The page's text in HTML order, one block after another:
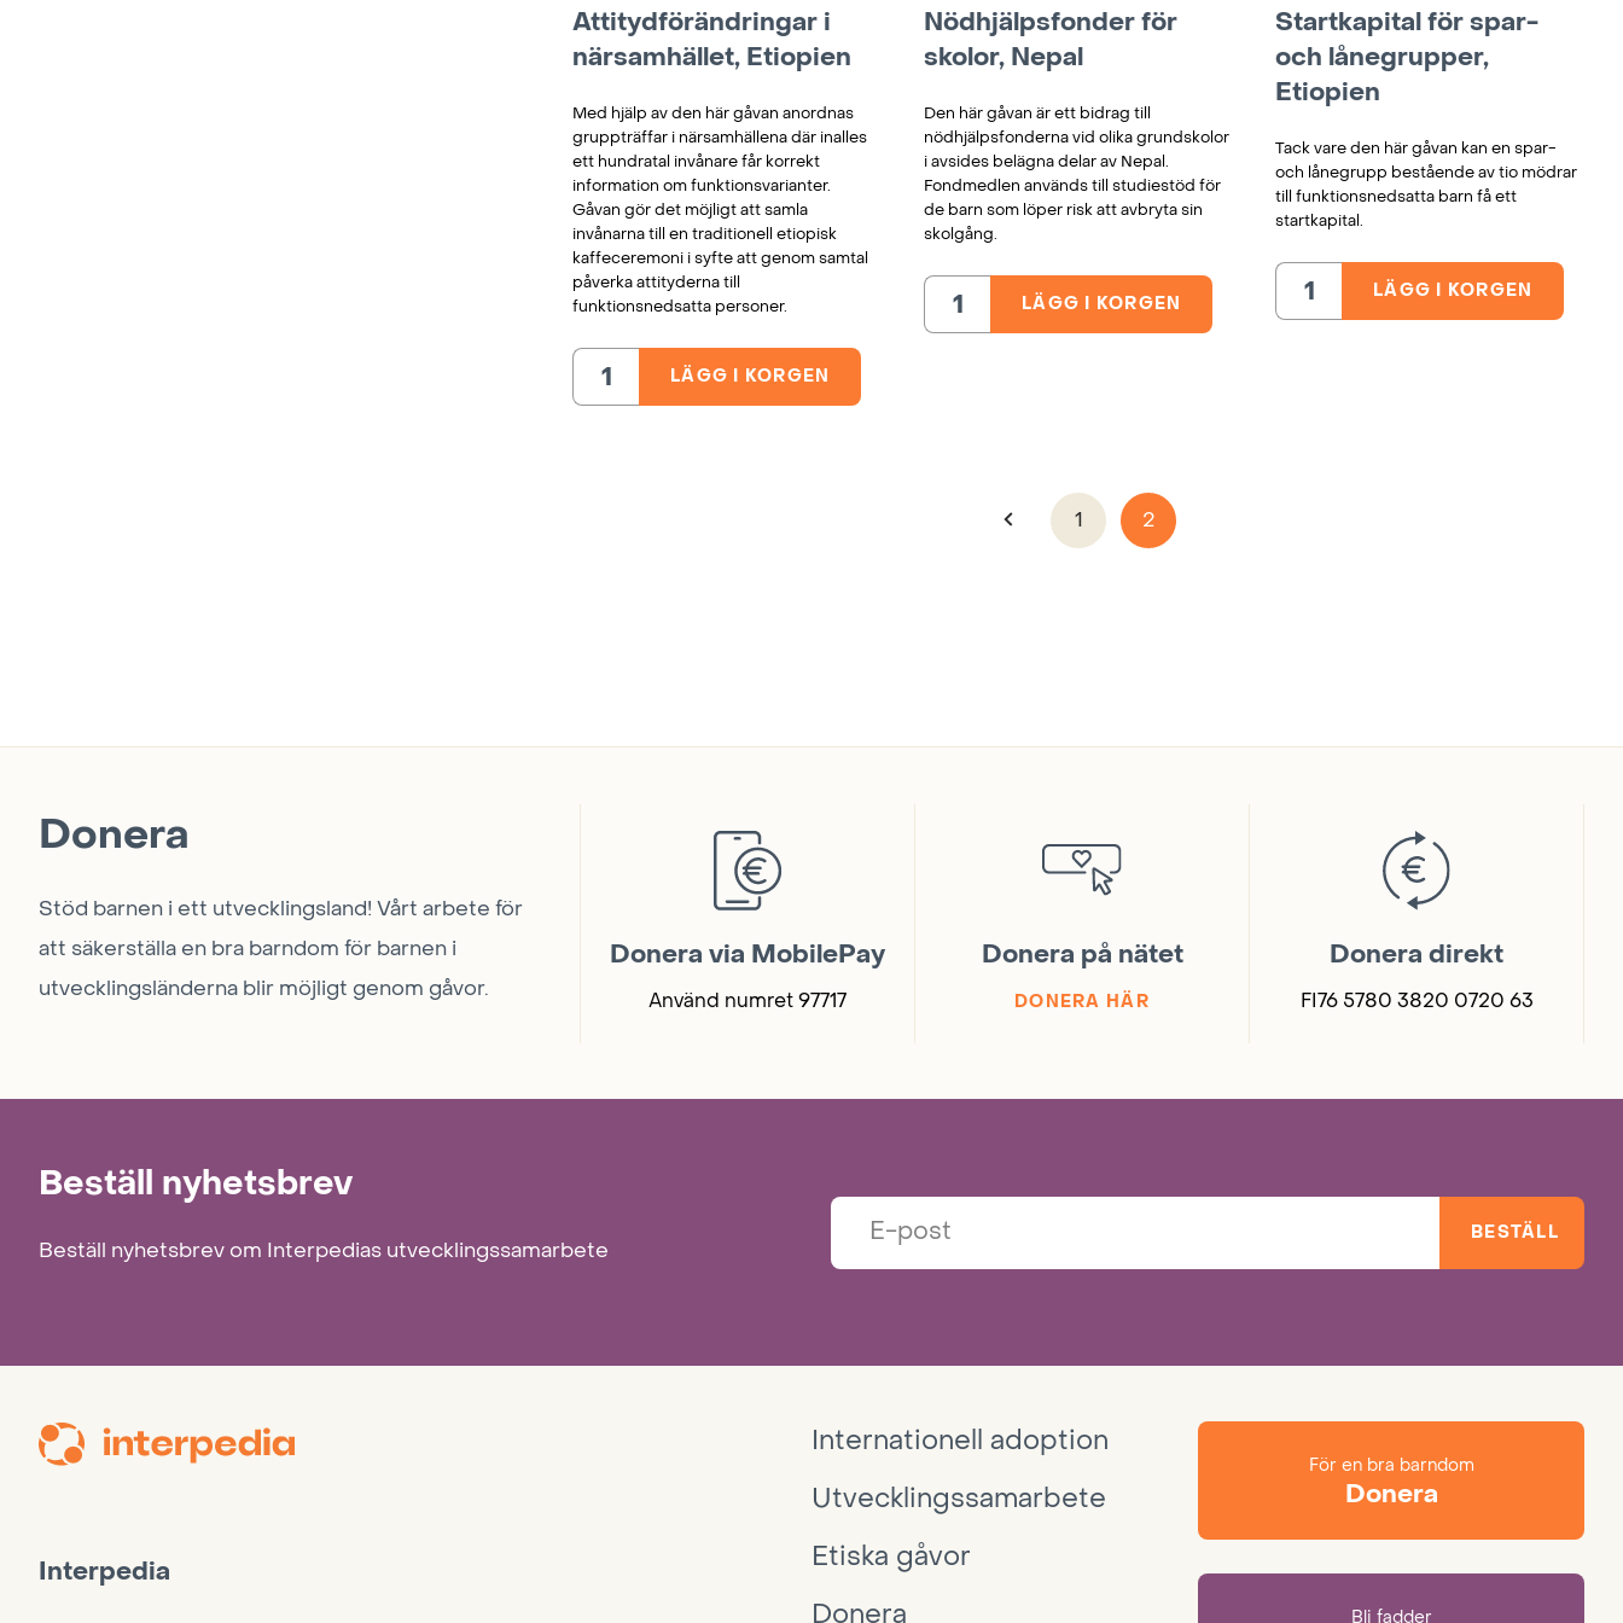
Attitydförändringar i
närsamhället, Etiopien
Med hjälp av den här gåvan anordnas
gruppträffar i närsamhällena där inalles
ett hundratal invånare får korrekt
information om funktionsvarianter.
Gåvan gör det möjligt att samla
invånarna till en traditionell etiopisk
kaffeceremoni i syfte att genom samtal
påverka attityderna till
funktionsnedsatta personer.
Attitydförändringar
LÄGG I KORGEN
Nödhjälpsfonder för
skolor, Nepal
Den här gåvan är ett bidrag till
nödhjälpsfonderna vid olika grundskolor
i avsides belägna delar av Nepal.
Fondmedlen används till studiestöd för
de barn som löper risk att avbryta sin
skolgång.
NödhjälpsfonderLÄGG I KORGEN
Startkapital för spar-
och lånegrupper,
Etiopien
Tack vare den här gåvan kan en spar-
och lånegrupp bestående av tio mödrar
till funktionsnedsatta barn få ett
startkapital.
StartkapitalLÄGG I KORGEN
s
p
n
a
o
1 2
Donera
Stöd barnen i ett utvecklingsland! Vårt arbete för
att säkerställa en bra barndom för barnen i
utvecklingsländerna blir möjligt genom gåvor.
Donera via MobilePay
Använd numret 97717
Donera på nätet
DONERA HÄR
Donera direkt
FI76 5780 3820 0720 63
Beställ nyhetsbrev
Beställ nyhetsbrev om Interpedias utvecklingssamarbete
BESTÄLL
Interpedia
Internationell adoption
Utvecklingssamarbete
Etiska gåvor
Donera
För en bra barndom
Donera
Bli fadder